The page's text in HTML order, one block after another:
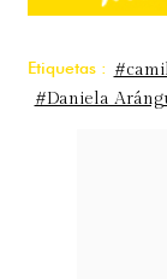
Etiquetas :
#Daniela